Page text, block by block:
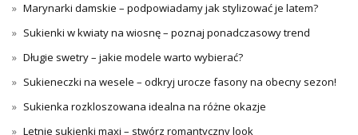
Marynarki damskie – podpowiadamy jak stylizować je latem?
Sukienki w kwiaty na wiosnę – poznaj ponadczasowy trend
Długie swetry – jakie modele warto wybierać?
Sukieneczki na wesele – odkryj urocze fasony na obecny sezon!
Sukienka rozkloszowana idealna na różne okazje
Letnie sukienki maxi – stwórz romantyczny look